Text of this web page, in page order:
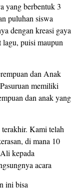
yang berbentuk 3
puluhan siswa
dengan kreasi gaya
lagu, puisi maupun
dan Anak
memiliki
dan anak yang
Kami telah
di mana 10
kepada
acara
ini bisa